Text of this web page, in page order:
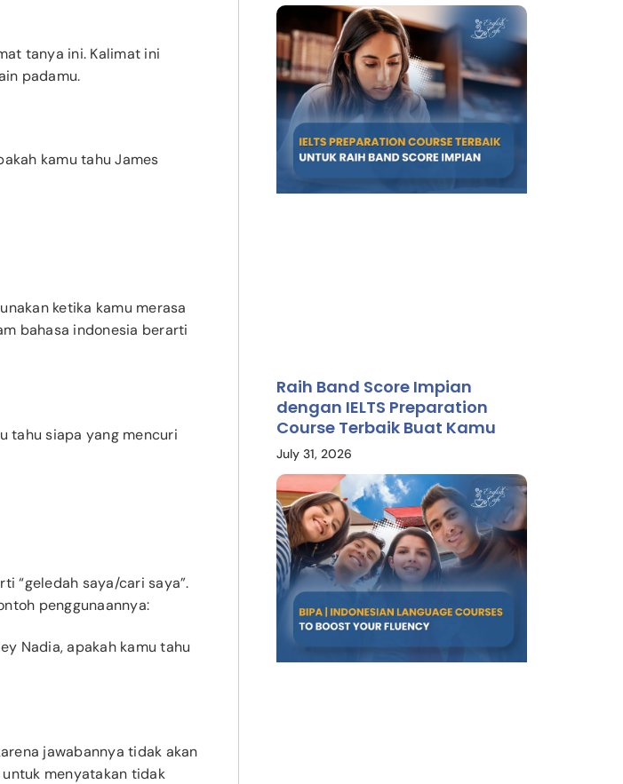
tanya ini. Kalimat ini
padamu.
kamu tahu James
ketika kamu merasa
bahasa indonesia berarti
tahu siapa yang mencuri
“geledah saya/cari saya”.
penggunaannya:
Nadia, apakah kamu tahu
jawabannya tidak akan
menyatakan tidak
Raih Band Score Impian
dengan IELTS Preparation
Course Terbaik Buat Kamu
July 31, 2026